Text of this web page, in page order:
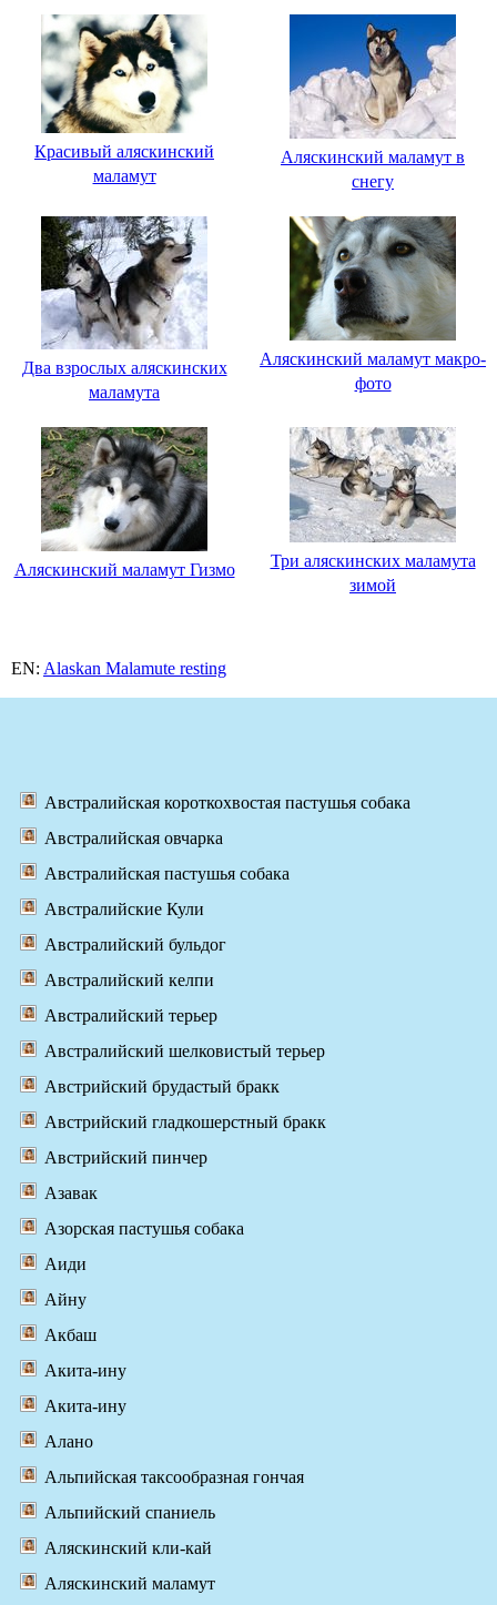
Красивый аляскинский
маламут
Аляскинский маламут в
снегу
Два взрослых аляскинских
маламута
Аляскинский маламут макро-
фото
Аляскинский маламут Гизмо
Три аляскинских маламута
зимой
EN: Alaskan Malamute resting
Австралийская короткохвостая пастушья собака
Австралийская овчарка
Австралийская пастушья собака
Австралийские Кули
Австралийский бульдог
Австралийский келпи
Австралийский терьер
Австралийский шелковистый терьер
Австрийский брудастый бракк
Австрийский гладкошерстный бракк
Австрийский пинчер
Азавак
Азорская пастушья собака
Аиди
Айну
Акбаш
Акита-ину
Акита-ину
Алано
Альпийская таксообразная гончая
Альпийский спаниель
Аляскинский кли-кай
Аляскинский маламут